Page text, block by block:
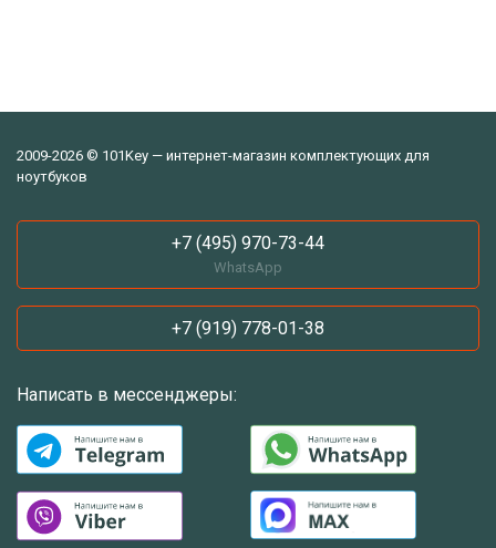
2009-2026 © 101Key — интернет-магазин комплектующих для
ноутбуков
+7 (495) 970-73-44
WhatsApp
+7 (919) 778-01-38
Написать в мессенджеры: